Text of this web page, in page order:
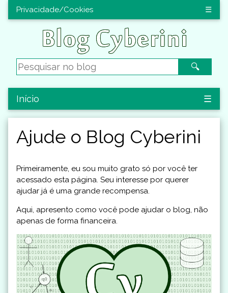
Privacidade/Cookies ☰
🔍
Início ☰
Ajude o Blog Cyberini
Primeiramente, eu sou muito grato só por você ter
acessado esta página. Seu interesse por querer
ajudar já é uma grande recompensa.
Aqui, apresento como você pode ajudar o blog, não
apenas de forma financeira.